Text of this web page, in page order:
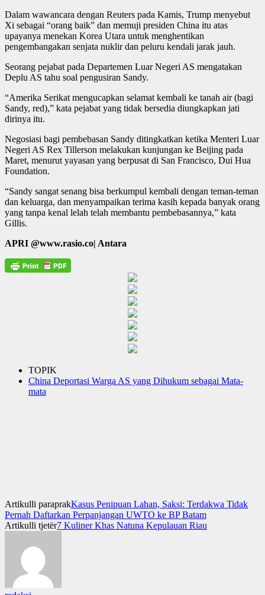
Dalam wawancara dengan Reuters pada Kamis, Trump menyebut
Xi sebagai “orang baik” dan memuji presiden China itu atas
upayanya menekan Korea Utara untuk menghentikan
pengembangakan senjata nuklir dan peluru kendali jarak jauh.
Seorang pejabat pada Departemen Luar Negeri AS mengatakan
Deplu AS tahu soal pengusiran Sandy.
“Amerika Serikat mengucapkan selamat kembali ke tanah air (bagi
Sandy, red),” kata pejabat yang tidak bersedia diungkapkan jati
dirinya itu.
Negosiasi bagi pembebasan Sandy ditingkatkan ketika Menteri Luar
Negeri AS Rex Tillerson melakukan kunjungan ke Beijing pada
Maret, menurut yayasan yang berpusat di San Francisco, Dui Hua
Foundation.
“Sandy sangat senang bisa berkumpul kembali dengan teman-teman
dan keluarga, dan menyampaikan terima kasih kepada banyak orang
yang tanpa kenal lelah telah membantu pembebasannya,” kata
Gillis.
APRI @www.rasio.co| Antara
TOPIK
China Deportasi Warga AS yang Dihukum sebagai Mata-
mata
Artikulli paraprakKasus Penipuan Lahan, Saksi: Terdakwa Tidak
Pernah Daftarkan Perpanjangan UWTO ke BP Batam
Artikulli tjetër7 Kuliner Khas Natuna Kepulauan Riau